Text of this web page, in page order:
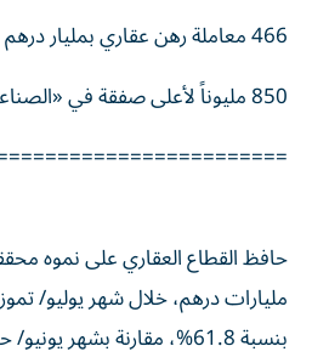
466 معاملة رهن عقاري بمليار درهم
850 مليوناً لأعلى صفقة في «الصناعية 4»
بنسبة 61.8%، مقارنة بشهر